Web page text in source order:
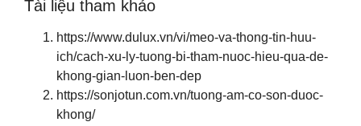
Tài liệu tham khảo
https://www.dulux.vn/vi/meo-va-thong-tin-huu-
ich/cach-xu-ly-tuong-bi-tham-nuoc-hieu-qua-de-
khong-gian-luon-ben-dep
https://sonjotun.com.vn/tuong-am-co-son-duoc-
khong/